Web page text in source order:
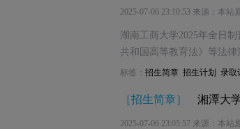
2025-07-06 23:10:53 来源：本站
湖南工商大学2025年全日
共和国高等教育法》等法
标签： 招生简章 招生计划 录取
［招生简章］ 湘潭大
2025-07-06 23:05:57 来源：本站